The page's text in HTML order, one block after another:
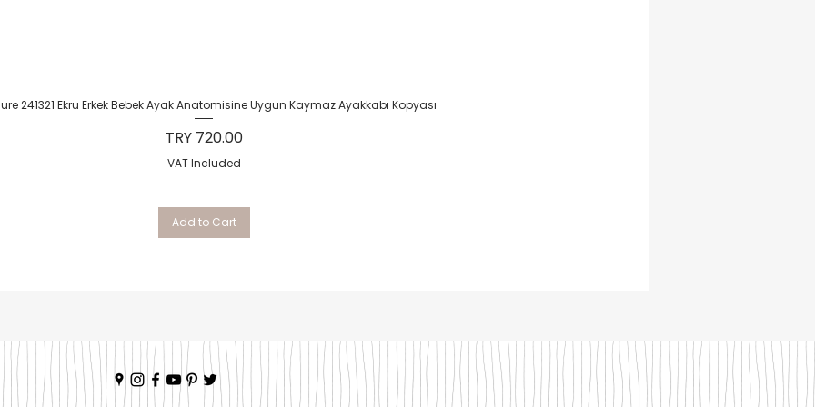
Quick View
241321 Ekru Erkek Bebek Ayak Anatomisine Uygun Kaymaz Ayakkabı Kopyası
Price
TRY 720.00
VAT Included
Add to Cart